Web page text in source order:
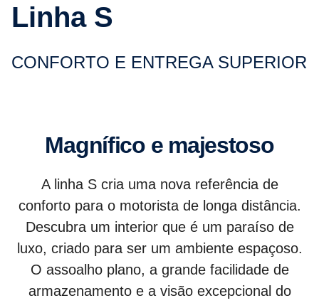
linha S
CONFORTO E ENTREGA SUPERIOR
Magnífico e majestoso
A linha S cria uma nova referência de
conforto para o motorista de longa distância.
Descubra um interior que é um paraíso de
luxo, criado para ser um ambiente espaçoso.
O assoalho plano, a grande facilidade de
armazenamento e a visão excepcional do